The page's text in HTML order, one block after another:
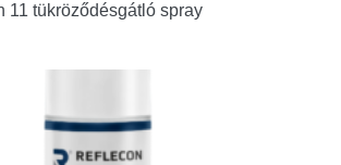
11 tükröződésgátló spray